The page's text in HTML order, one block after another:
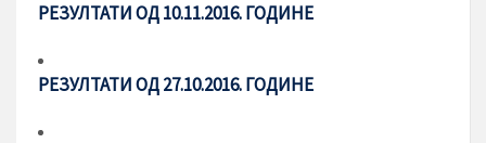
РЕЗУЛТАТИ ОД 10.11.2016. ГОДИНЕ
РЕЗУЛТАТИ ОД 27.10.2016. ГОДИНЕ